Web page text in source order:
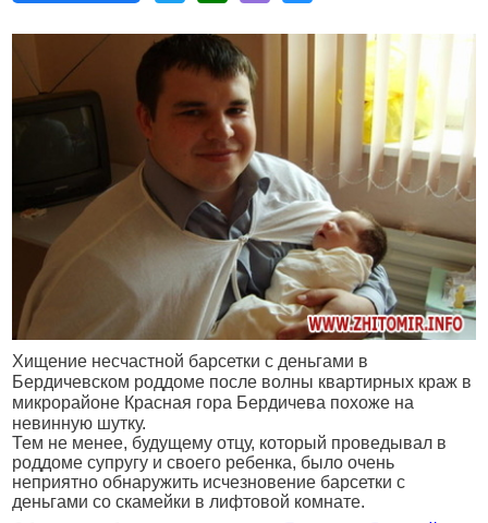
Хищение несчастной барсетки с деньгами в
Бердичевском роддоме после волны квартирных краж в
микрорайоне Красная гора Бердичева похоже на
невинную шутку.
Тем не менее, будущему отцу, который проведывал в
роддоме супругу и своего ребенка, было очень
неприятно обнаружить исчезновение барсетки с
деньгами со скамейки в лифтовой комнате.